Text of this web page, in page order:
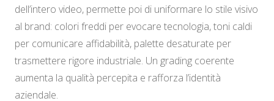
dell’intero video, permette poi di uniformare lo stile visivo
al brand: colori freddi per evocare tecnologia, toni caldi
per comunicare affidabilità, palette desaturate per
trasmettere rigore industriale. Un grading coerente
aumenta la qualità percepita e rafforza l’identità
aziendale.